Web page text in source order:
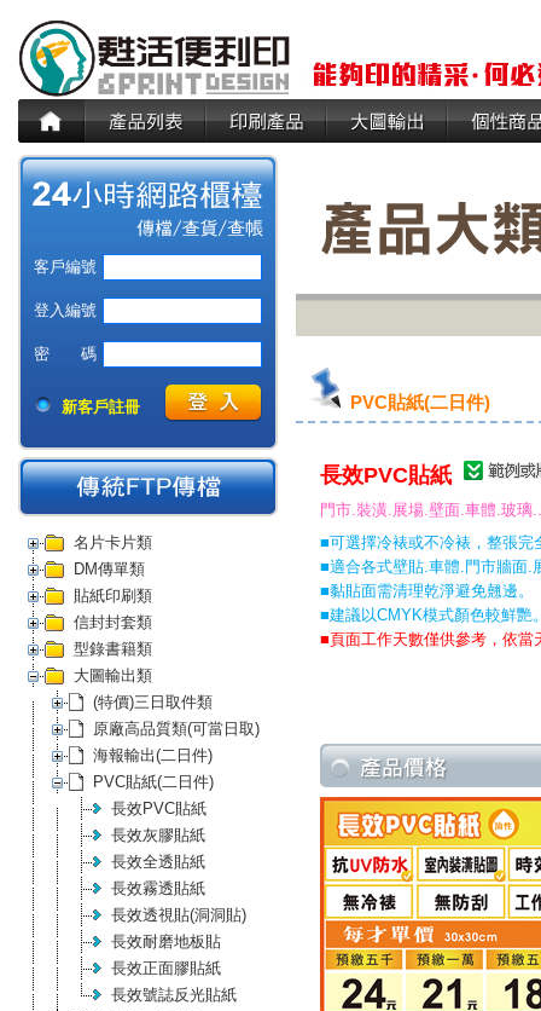
客戶編號
登入編號
密 碼
新客戶註冊
名片卡片類
DM傳單類
貼紙印刷類
信封封套類
型錄書籍類
大圖輸出類
(特價)三日取件類
原廠高品質類(可當日取)
海報輸出(二日件)
PVC貼紙(二日件)
長效PVC貼紙
長效灰膠貼紙
長效全透貼紙
長效霧透貼紙
長效透視貼(洞洞貼)
長效耐磨地板貼
長效正面膠貼紙
長效號誌反光貼紙
PVC貼紙(二日件)
長效PVC貼紙
門市.裝潢.展場.壁面.車體.玻璃
■可選擇冷裱或不冷裱，整張完
■適合各式壁貼.車體.門市牆面.
■黏貼面需清理乾淨避免翹邊。
■建議以CMYK模式顏色較鮮艷
■頁面工作天數僅供參考，依當